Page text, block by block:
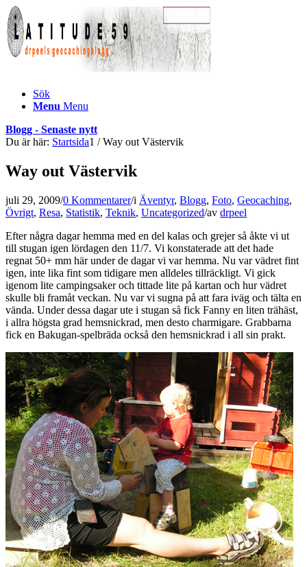
Sök
Menu Menu
Blogg - Senaste nytt
Du är här: Startsida1 / Way out Västervik
Way out Västervik
juli 29, 2009/0 Kommentarer/i Äventyr, Blogg, Foto, Geocaching,
Övrigt, Resa, Statistik, Teknik, Uncategorized/av drpeel
Efter några dagar hemma med en del kalas och grejer så åkte vi ut
till stugan igen lördagen den 11/7. Vi konstaterade att det hade
regnat 50+ mm här under de dagar vi var hemma. Nu var vädret fint
igen, inte lika fint som tidigare men alldeles tillräckligt. Vi gick
igenom lite campingsaker och tittade lite på kartan och hur vädret
skulle bli framåt veckan. Nu var vi sugna på att fara iväg och tälta en
vända. Under dessa dagar ute i stugan så fick Fanny en liten trähäst,
i allra högsta grad hemsnickrad, men desto charmigare. Grabbarna
fick en Bakugan-spelbräda också den hemsnickrad i all sin prakt.